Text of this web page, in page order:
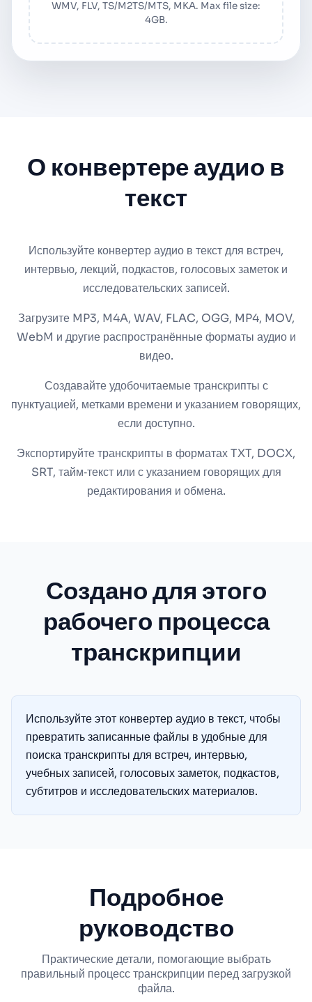
WMV, FLV, TS/M2TS/MTS, MKA. Max file size:
4GB.
О конвертере аудио в
текст
Используйте конвертер аудио в текст для встреч,
интервью, лекций, подкастов, голосовых заметок и
исследовательских записей.
Загрузите MP3, M4A, WAV, FLAC, OGG, MP4, MOV,
WebM и другие распространённые форматы аудио и
видео.
Создавайте удобочитаемые транскрипты с
пунктуацией, метками времени и указанием говорящих,
если доступно.
Экспортируйте транскрипты в форматах TXT, DOCX,
SRT, тайм‑текст или с указанием говорящих для
редактирования и обмена.
Создано для этого
рабочего процесса
транскрипции
Используйте этот конвертер аудио в текст, чтобы
превратить записанные файлы в удобные для
поиска транскрипты для встреч, интервью,
учебных записей, голосовых заметок, подкастов,
субтитров и исследовательских материалов.
Подробное
руководство
Практические детали, помогающие выбрать
правильный процесс транскрипции перед загрузкой
файла.